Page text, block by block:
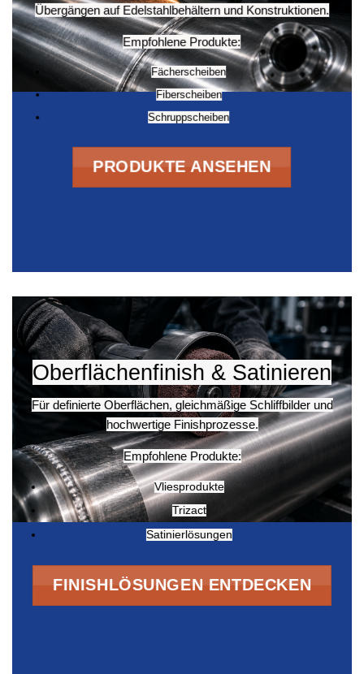
Übergängen auf Edelstahlbehältern und Konstruktionen.
Empfohlene Produkte:
Fächerscheiben
Fiberscheiben
Schruppscheiben
PRODUKTE ANSEHEN
Oberflächenfinish & Satinieren
Für definierte Oberflächen, gleichmäßige Schliffbilder und
hochwertige Finishprozesse.
Empfohlene Produkte:
Vliesprodukte
Trizact
Satinierlösungen
FINISHLÖSUNGEN ENTDECKEN